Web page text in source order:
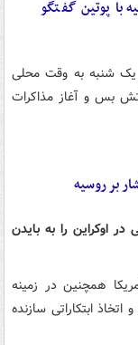
با پوتین گفتگو
یک شنبه به وقت محلی
بس و آغاز مذاکرات
بر روسیه
اوکراین را به بایدن
همچنین در زمینه
ابتکاراتی سازنده